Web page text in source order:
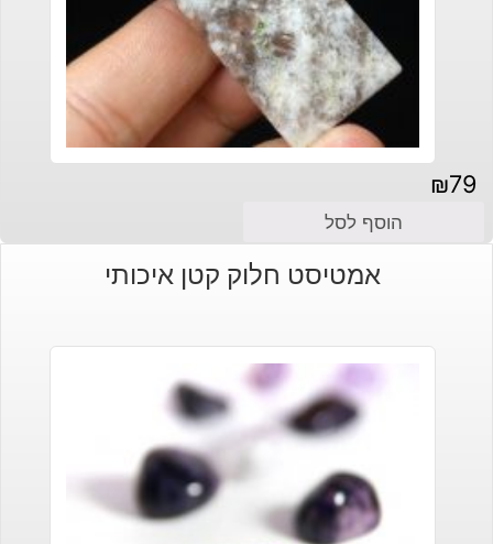
₪79
הוסף לסל
אמטיסט חלוק קטן איכותי